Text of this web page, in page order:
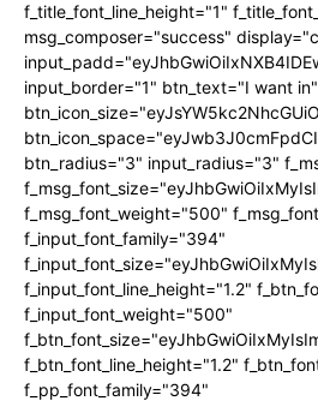
f_title_font_line_height="1"
msg_composer="success"
input_border="1" btn_text="I want in"
btn_radius="3" input_radius="3"
f_msg_font_weight="500"
f_input_font_family="394"
f_input_font_line_height="1.2"
f_input_font_weight="500"
f_btn_font_line_height="1.2"
f_pp_font_family="394"